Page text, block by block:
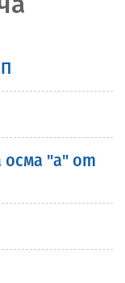
осма "а" от